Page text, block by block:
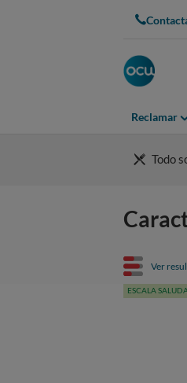
Reclamar
Todo
Ver
ESCALA